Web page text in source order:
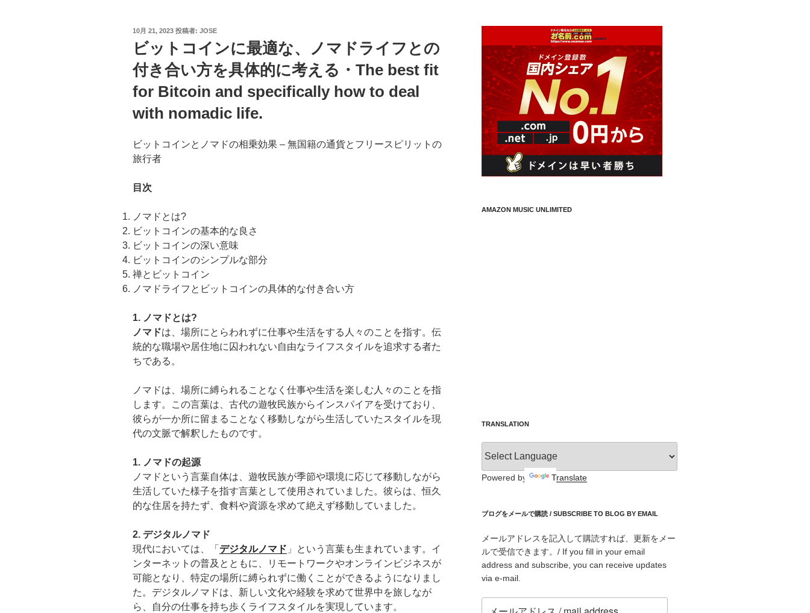
投
日:
10月 21, 2023 投稿者: JOSE
ビットコインに最適な、ノマドライフとの
付き合い方を具体的に考える・The best fit
for Bitcoin and specifically how to deal
with nomadic life.
ビットコインとノマドの相乗効果 – 無国籍の通貨とフリースピリットの
旅行者
目次
ノマドとは?
ビットコインの基本的な良さ
ビットコインの深い意味
ビットコインのシンプルな部分
禅とビットコイン
ノマドライフとビットコインの具体的な付き合い方
1. ノマドとは?
ノマドは、場所にとらわれずに仕事や生活をする人々のことを指す。伝
統的な職場や居住地に囚われない自由なライフスタイルを追求する者た
ちである。
ノマドは、場所に縛られることなく仕事や生活を楽しむ人々のことを指
します。この言葉は、古代の遊牧民族からインスパイアを受けており、
彼らが一か所に留まることなく移動しながら生活していたスタイルを現
代の文脈で解釈したものです。
1. ノマドの起源
ノマドという言葉自体は、遊牧民族が季節や環境に応じて移動しながら
生活していた様子を指す言葉として使用されていました。彼らは、恒久
的な住居を持たず、食料や資源を求めて絶えず移動していました。
2. デジタルノマド
現代においては、「 デジタルノマド 」という言葉も生まれています。イ
ンターネットの普及とともに、リモートワークやオンラインビジネスが
可能となり、特定の場所に縛られずに働くことができるようになりまし
た。デジタルノマドは、新しい文化や経験を求めて世界中を旅しなが
ら、自分の仕事を持ち歩くライフスタイルを実現しています。
AMAZON MUSIC UNLIMITED
TRANSLATION
Powered by Translate
ブログをメールで購読 / SUBSCRIBE TO BLOG BY EMAIL
メールアドレスを記入して購読すれば、更新をメー
ルで受信できます。/ If you fill in your email
address and subscribe, you can receive updates
via e-mail.